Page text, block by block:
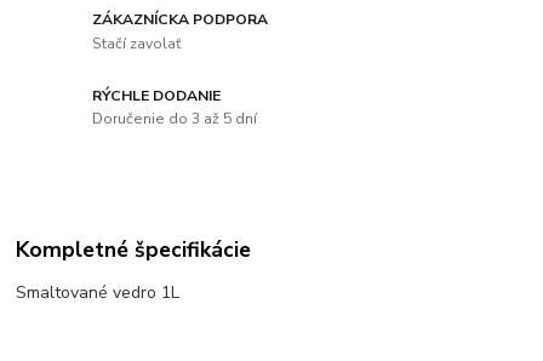
ZÁKAZNÍCKA PODPORA
Stačí zavolať
RÝCHLE DODANIE
Doručenie do 3 až 5 dní
Kompletné špecifikácie
Smaltované vedro 1L